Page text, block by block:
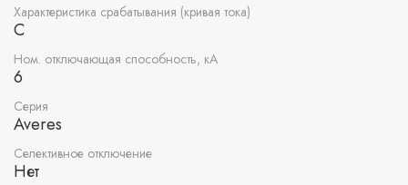
Характеристика срабатывания (кривая тока)
C
Ном. отключающая способность, кА
6
Серия
Averes
Селективное отключение
Нет